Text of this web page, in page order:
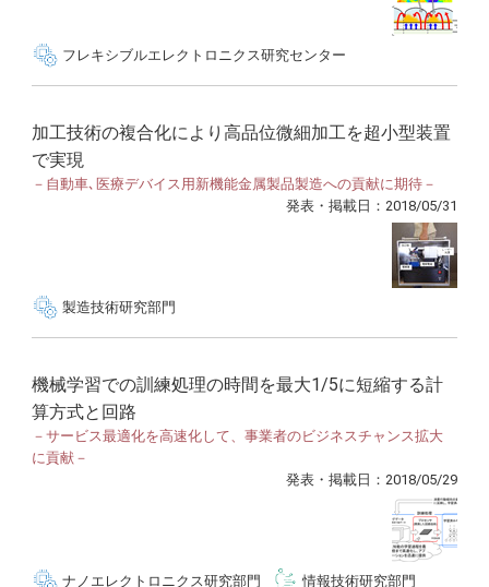
フレキシブルエレクトロニクス研究センター
加工技術の複合化により高品位微細加工を超小型装置
で実現
－自動車､医療デバイス用新機能金属製品製造への貢献に期待－
発表・掲載日：2018/05/31
製造技術研究部門
機械学習での訓練処理の時間を最大1/5に短縮する計
算方式と回路
－サービス最適化を高速化して、事業者のビジネスチャンス拡大
に貢献－
発表・掲載日：2018/05/29
ナノエレクトロニクス研究部門 情報技術研究部門